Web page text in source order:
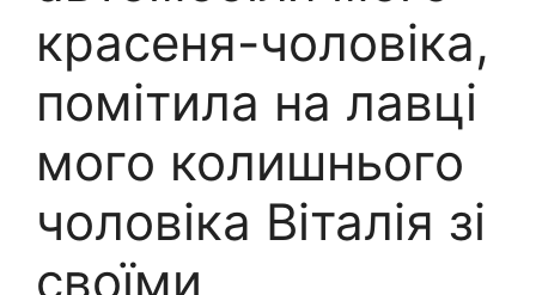
красеня-чоловіка,
помітила на лавці
мого колишнього
чоловіка Віталія зі
своїми